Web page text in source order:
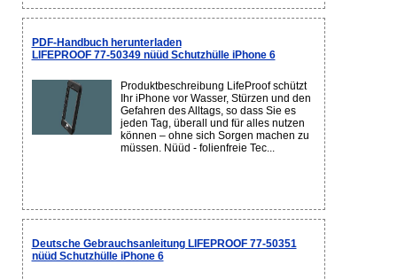
PDF-Handbuch herunterladen
LIFEPROOF 77-50349 nüüd Schutzhülle iPhone 6
Produktbeschreibung LifeProof schützt
Ihr iPhone vor Wasser, Stürzen und den
Gefahren des Alltags, so dass Sie es
jeden Tag, überall und für alles nutzen
können ‒ ohne sich Sorgen machen zu
müssen. Nüüd - folienfreie Tec...
Deutsche Gebrauchsanleitung LIFEPROOF 77-50351
nüüd Schutzhülle iPhone 6